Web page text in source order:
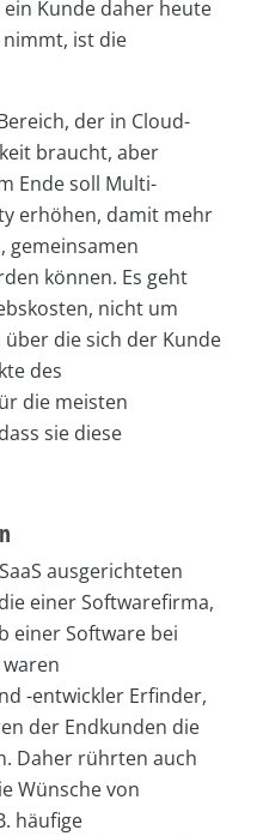
Kunde daher heute
nimmt, ist die
der in Cloud-
braucht, aber
Ende soll Multi-
erhöhen, damit mehr
gemeinsamen
können. Es geht
nicht um
die sich der Kunde
des
die meisten
sie diese
ausgerichteten
einer Softwarefirma,
einer Software bei
-entwickler Erfinder,
der Endkunden die
Daher rührten auch
Wünsche von
häufige